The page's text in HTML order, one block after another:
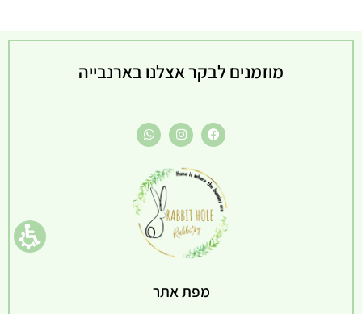
מוזמנים לבקר אצלנו בארנבייה
מפת אתר